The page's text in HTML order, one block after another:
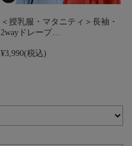
＜授乳服・マタニティ＞長袖・
2wayドレープ…
¥3,990(税込)